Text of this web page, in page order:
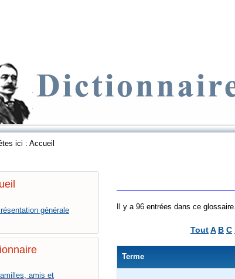
ici : Accueil
générale
amis et
Il y a 96 entrées dans ce glossaire.
ToutA B C
Terme